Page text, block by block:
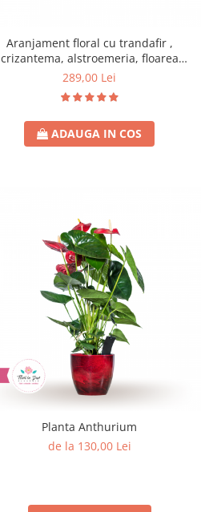
Aranjament floral cu trandafir ,
crizantema, alstroemeria, floarea
soarelui, dianthus
289,00 Lei
ADAUGA IN COS
Planta Anthurium
de la 130,00 Lei